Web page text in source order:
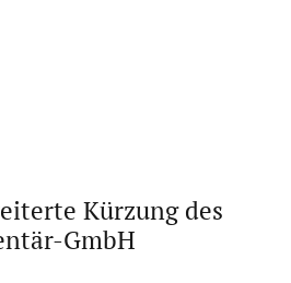
Kürzung des
GmbH